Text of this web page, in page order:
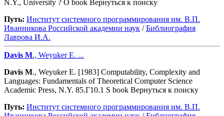
N.Y., University ? O book Вернуться к поиску
Путь: Институт системного программирования им. В.П.
Иванникова Роcсийской академии наук /Библиография
Лаврова И.А.
Davis M., Weyuker E. ...
Davis M., Weyuker E. [1983] Computability, Complexity and
Languages: Fundamentals of Theoretical Computer Science
Academic Press, N.Y. 85.Г10.1 S book Вернуться к поиску
Путь: Институт системного программирования им. В.П.